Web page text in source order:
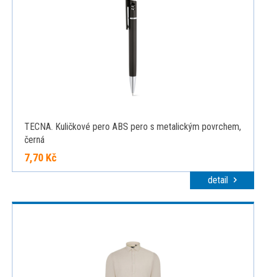
TECNA. Kuličkové pero ABS pero s metalickým povrchem,
černá
7,70 Kč
detail